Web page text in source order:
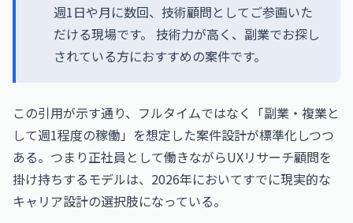
週1日や月に数回、技術顧問としてご参画いた
だける現場です。 技術力が高く、副業でお探し
されている方におすすめの案件です。
この引用が示す通り、フルタイムではなく「副業・複業と
して週1程度の稼働」を想定した案件設計が標準化しつつ
ある。つまり正社員として働きながらUXリサーチ顧問を
掛け持ちするモデルは、2026年においてすでに現実的な
キャリア設計の選択肢になっている。